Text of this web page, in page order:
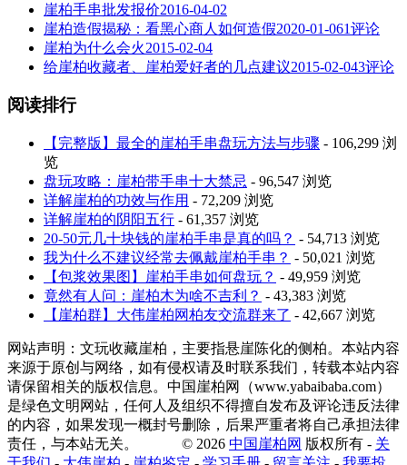
崖柏手串批发报价2016-04-02
崖柏造假揭秘：看黑心商人如何造假2020-01-061评论
崖柏为什么会火2015-02-04
给崖柏收藏者、崖柏爱好者的几点建议2015-02-043评论
阅读排行
【完整版】最全的崖柏手串盘玩方法与步骤 - 106,299 浏
览
盘玩攻略：崖柏带手串十大禁忌 - 96,547 浏览
详解崖柏的功效与作用 - 72,209 浏览
详解崖柏的阴阳五行 - 61,357 浏览
20-50元几十块钱的崖柏手串是真的吗？ - 54,713 浏览
我为什么不建议经常去佩戴崖柏手串？ - 50,021 浏览
【包浆效果图】崖柏手串如何盘玩？ - 49,959 浏览
竟然有人问：崖柏木为啥不吉利？ - 43,383 浏览
【崖柏群】大伟崖柏网柏友交流群来了 - 42,667 浏览
网站声明：文玩收藏崖柏，主要指悬崖陈化的侧柏。本站内容
来源于原创与网络，如有侵权请及时联系我们，转载本站内容
请保留相关的版权信息。中国崖柏网（www.yabaibaba.com）
是绿色文明网站，任何人及组织不得擅自发布及评论违反法律
的内容，如果发现一概封号删除，后果严重者将自己承担法律
责任，与本站无关。 © 2026 中国崖柏网 版权所有 - 关